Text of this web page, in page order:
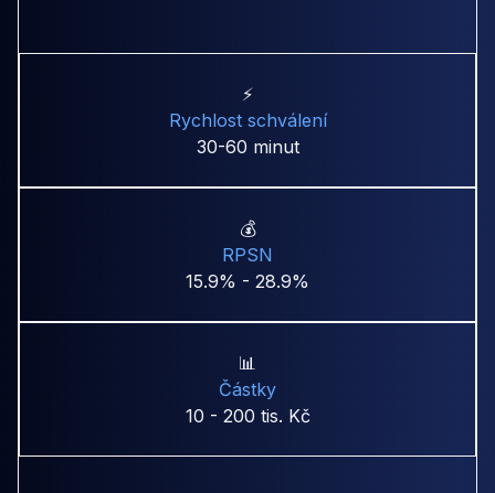
⚡
Rychlost schválení
30-60 minut
💰
RPSN
15.9% - 28.9%
📊
Částky
10 - 200 tis. Kč